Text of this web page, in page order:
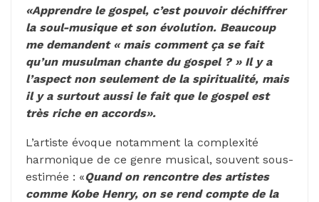
«Apprendre le gospel, c’est pouvoir déchiffrer
la soul-musique et son évolution. Beaucoup
me demandent « mais comment ça se fait
qu’un musulman chante du gospel ? » Il y a
l’aspect non seulement de la spiritualité, mais
il y a surtout aussi le fait que le gospel est
très riche en accords».
L’artiste évoque notamment la complexité
harmonique de ce genre musical, souvent sous-
estimée : «Quand on rencontre des artistes
comme Kobe Henry, on se rend compte de la